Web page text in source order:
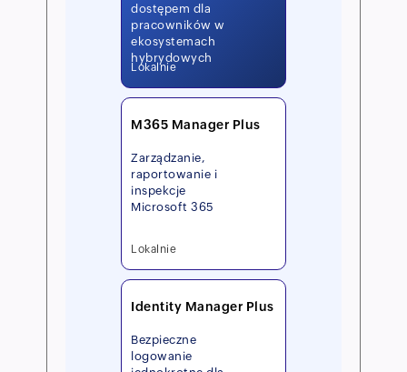
dostępem dla
pracowników w
ekosystemach
hybrydowych
Lokalnie
M365 Manager Plus
Zarządzanie,
raportowanie i
inspekcje
Microsoft 365
Lokalnie
Identity Manager Plus
Bezpieczne
logowanie